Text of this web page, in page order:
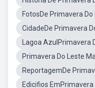
FotosDe Primavera Do
CidadeDe Primavera
Lagoa AzulPrimavera
Primavera Do Leste
ReportagemDe
Edicifios